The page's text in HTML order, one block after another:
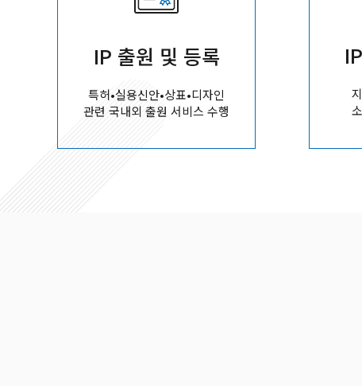
IP 출원 및 등록
특허•실용신안•상표•디자인
관련 국내외 출원 서비스 수행